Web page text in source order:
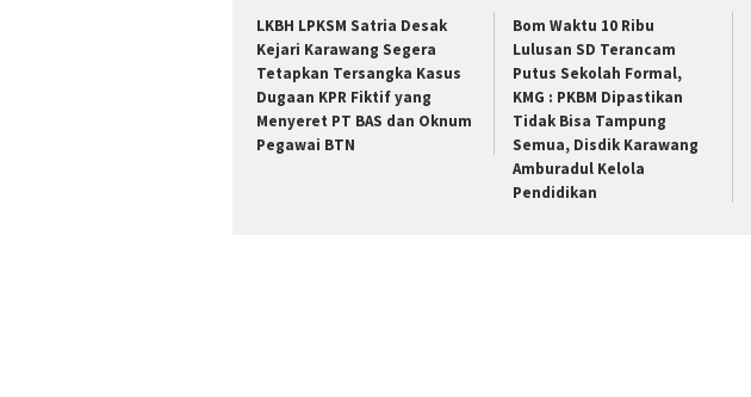
LKBH LPKSM Satria Desak
Kejari Karawang Segera
Tetapkan Tersangka Kasus
Dugaan KPR Fiktif yang
Menyeret PT BAS dan Oknum
Pegawai BTN
Bom Waktu 10 Ribu
Lulusan SD Terancam
Putus Sekolah Formal,
KMG : PKBM Dipastikan
Tidak Bisa Tampung
Semua, Disdik Karawang
Amburadul Kelola
Pendidikan